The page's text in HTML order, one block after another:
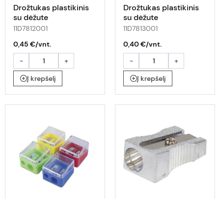
Drožtukas plastikinis
su dėžute
11D7812001
0,45 €/vnt.
-
+
Į krepšelį
Drožtukas plastikinis
su dėžute
11D7813001
0,40 €/vnt.
-
+
Į krepšelį